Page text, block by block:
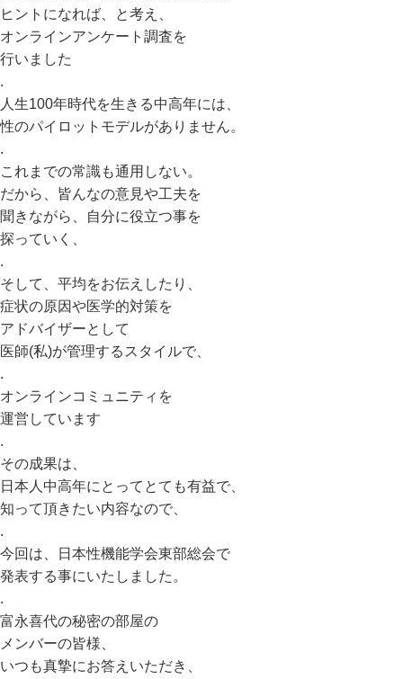
ヒントになれば、と考え、
オンラインアンケート調査を
行いました
.
人生100年時代を生きる中高年には、
性のパイロットモデルがありません。
.
これまでの常識も通用しない。
だから、皆んなの意見や工夫を
聞きながら、自分に役立つ事を
探っていく、
.
そして、平均をお伝えしたり、
症状の原因や医学的対策を
アドバイザーとして
医師(私)が管理するスタイルで、
.
オンラインコミュニティを
運営しています
.
その成果は、
日本人中高年にとってとても有益で、
知って頂きたい内容なので、
.
今回は、日本性機能学会東部総会で
発表する事にいたしました。
.
富永喜代の秘密の部屋の
メンバーの皆様、
いつも真摯にお答えいただき、